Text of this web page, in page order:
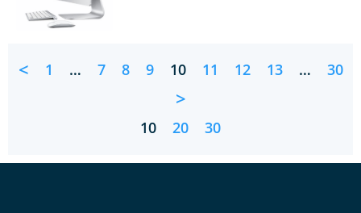
< 1 … 7 8 9 10 11 12 13 … 30
>
10 20 30